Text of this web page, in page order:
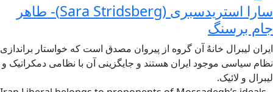
سارا استریدسبری (Sara Stridsberg)- طاهر
جام برسنگ
ایران لیبرال خانهٌ آن گروه از پیروان مصدق است که خواستار براندازی
نظام سیاسی موجود ایران هستند و جایگزینی آن با نظامی دمکراتیک و
لیبرال و لائیک.